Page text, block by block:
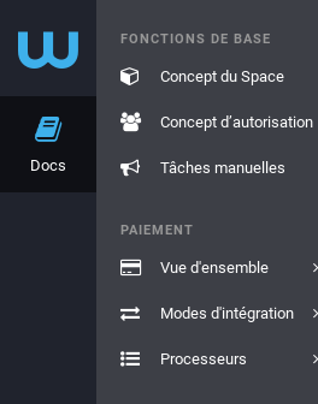
Docs
FONCTIONS DE BASE
Concept du Space
Concept d’autorisation
Tâches manuelles
PAIEMENT
Vue d'ensemble
Modes d'intégration
Processeurs